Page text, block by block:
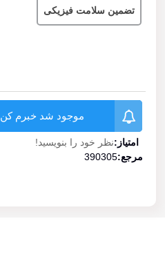
تضمین سلامت فیزیکی
موجود شد خبرم کن
امتیاز:نظر خود را بنویسید!
مرجع:390305